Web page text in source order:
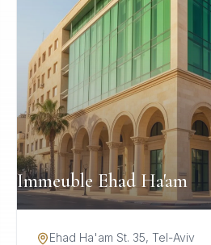
Immeuble Ehad Ha'am
Ehad Ha'am St. 35, Tel-Aviv